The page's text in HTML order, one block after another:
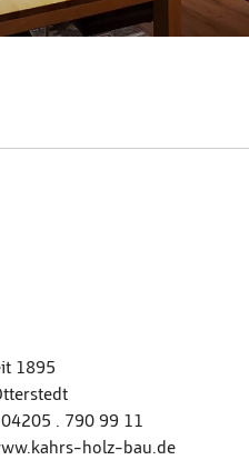
1895
. 790 99 11
‍holz‍-‍bau‍.‍de